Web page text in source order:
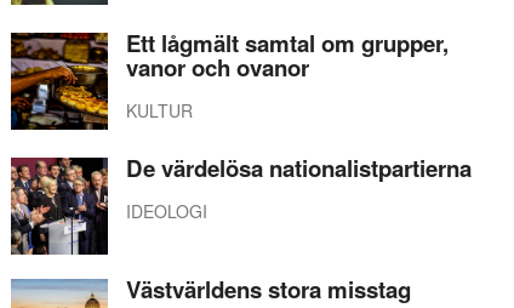
Ett lågmält samtal om grupper,
vanor och ovanor
KULTUR
De värdelösa nationalistpartierna
IDEOLOGI
Västvärldens stora misstag